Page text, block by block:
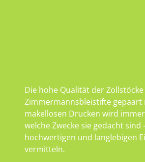
Die hohe Qualität der
Zimmermannsbleistifte gepaart
makellosen Drucken wird
welche Zwecke sie gedacht sind
hochwertigen und langlebigen
vermitteln.